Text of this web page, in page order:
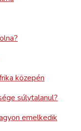
közepén
súlytalanul?
emelkedik